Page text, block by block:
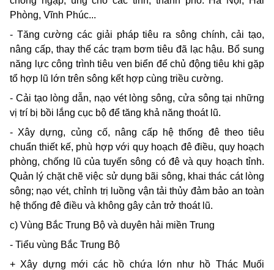
Phòng, Vĩnh Phúc...
- Tăng cường các giải pháp tiêu ra sông chính, cải tạo,
nâng cấp, thay thế các trạm bơm tiêu đã lạc hậu. Bổ sung
năng lực công trình tiêu ven biển để chủ động tiêu khi gặp
tổ hợp lũ lớn trên sông kết hợp cùng triều cường.
- Cải tạo lòng dẫn, nạo vét lòng sông, cửa sông tại những
vị trí bị bồi lắng cục bộ để tăng khả năng thoát lũ.
- Xây dựng, củng cố, nâng cấp hệ thống đê theo tiêu
chuẩn thiết kế, phù hợp với quy hoạch đê điều, quy hoạch
phòng, chống lũ của tuyến sông có đê và quy hoạch tỉnh.
Quản lý chặt chẽ việc sử dụng bãi sông, khai thác cát lòng
sông; nạo vét, chỉnh trị luồng vận tải thủy đảm bảo an toàn
hệ thống đê điều và không gây cản trở thoát lũ.
c) Vùng Bắc Trung Bộ và duyên hải miền Trung
- Tiểu vùng Bắc Trung Bộ
+ Xây dựng mới các hồ chứa lớn như hồ Thác Muối